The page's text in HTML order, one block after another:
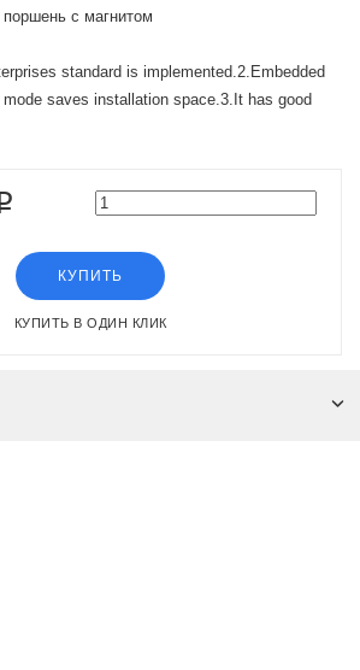
с магнитом
standard is implemented.2.Embedded
saves installation space.3.It has good
КУПИТЬ
КУПИТЬ В ОДИН КЛИК